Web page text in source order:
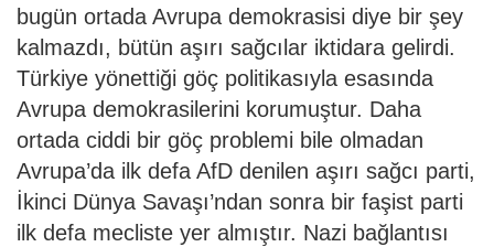
bugün ortada Avrupa demokrasisi diye bir şey
kalmazdı, bütün aşırı sağcılar iktidara gelirdi.
Türkiye yönettiği göç politikasıyla esasında
Avrupa demokrasilerini korumuştur. Daha
ortada ciddi bir göç problemi bile olmadan
Avrupa’da ilk defa AfD denilen aşırı sağcı parti,
İkinci Dünya Savaşı’ndan sonra bir faşist parti
ilk defa mecliste yer almıştır. Nazi bağlantısı